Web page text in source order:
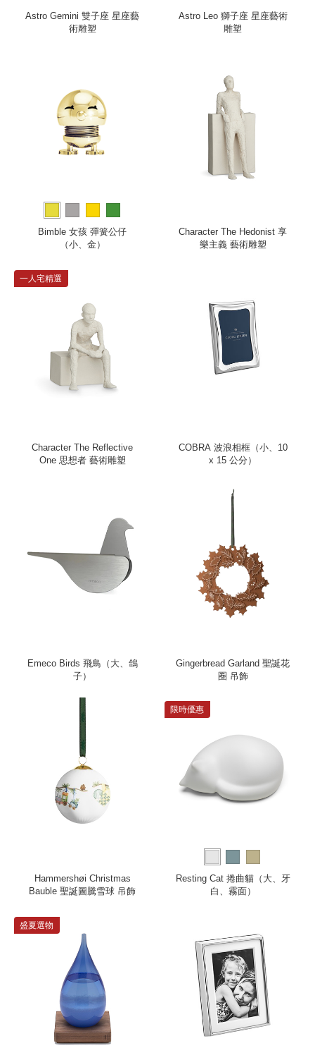
Astro Gemini 雙子座 星座藝
術雕塑
Astro Leo 獅子座 星座藝術
雕塑
Bimble 女孩 彈簧公仔
（小、金）
Character The Hedonist 享
樂主義 藝術雕塑
一人宅精選
Character The Reflective
One 思想者 藝術雕塑
COBRA 波浪相框（小、10
x 15 公分）
Emeco Birds 飛鳥（大、鴿
子）
Gingerbread Garland 聖誕花
圈 吊飾
Hammershøi Christmas
Bauble 聖誕圖騰雪球 吊飾
限時優惠
Resting Cat 捲曲貓（大、牙
白、霧面）
盛夏選物